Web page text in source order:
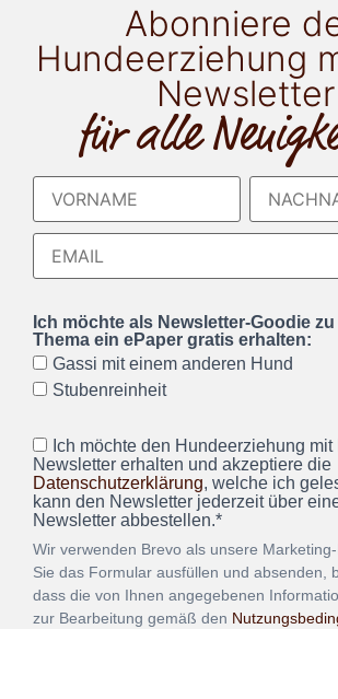
Abonniere
Hundeerziehung
Newsletter
für alle
Ich möchte als Newsletter-Goodie
Thema ein ePaper gratis erhalten:
Gassi mit einem anderen Hund
Stubenreinheit
Ich möchte den Hundeerziehung mit
Newsletter erhalten und akzeptiere die
Datenschutzerklärung, welche ich
kann den Newsletter jederzeit über
Newsletter abbestellen.*
Wir verwenden Brevo als unsere
Sie das Formular ausfüllen und absenden,
dass die von Ihnen angegebenen
zur Bearbeitung gemäß den